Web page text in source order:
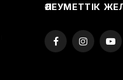
ӘЛЕУМЕТТІК
FacebookInstagram